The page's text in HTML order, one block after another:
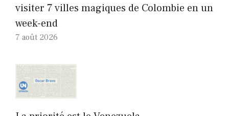
visiter 7 villes magiques de Colombie en un
week-end
7 août 2026